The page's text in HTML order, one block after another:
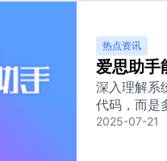
热点资讯
爱思助手
深入理解系
代码，而是
2025-07-21